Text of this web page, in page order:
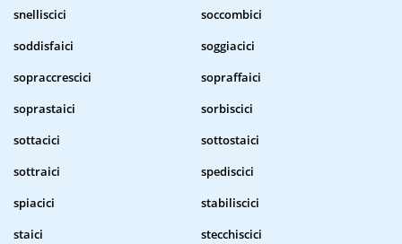
snelliscici
soccombici
soddisfaici
soggiacici
sopraccrescici
sopraffaici
soprastaici
sorbiscici
sottacici
sottostaici
sottraici
spediscici
spiacici
stabiliscici
staici
stecchiscici